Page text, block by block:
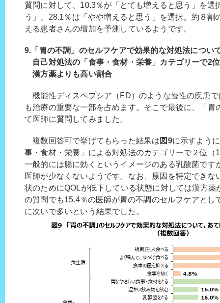
質問に対して、10.3％が「とても増えると思う」を選
う」、28.1％は「やや増えると思う」を選択。約８割
える患者さんの増加を予測しているようです。
9.「胃の不調」のセルフケアで効果的な対処法につい
自己対処法の「食事・食材・栄養」カテゴリーで2
漢方薬よりも高い割合
機能性ディスペプシア（FD）のような慢性の疾患
も治療の重要な一部を占めます。そこで最後に、「胃
て医師に質問してみました。
複数回答可で挙げてもらった結果は 図9に示すよう
事・食材・栄養」による対処法のカテゴリーで２位（
一般的には腸に効くというイメージのある乳酸菌です
医師が少なくないようです。なお、原因を特定できな
状のためにQOLが低下している状態に対しては漢方薬
の質問でも15.4％の医師が胃の不調のセルフケアとし
に次いで多いという結果でした。